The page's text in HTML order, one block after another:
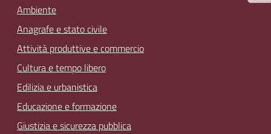
Ambiente
Anagrafe e stato civile
Attività produttive e commercio
Cultura e tempo libero
Edilizia e urbanistica
Educazione e formazione
Giustizia e sicurezza pubblica